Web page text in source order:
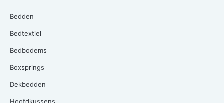
Bedden
Bedtextiel
Bedbodems
Boxsprings
Dekbedden